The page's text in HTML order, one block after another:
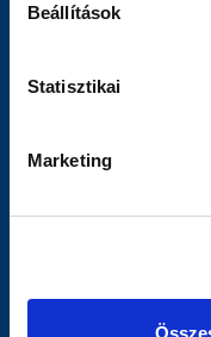
Beállítások
Statisztikai
Marketing